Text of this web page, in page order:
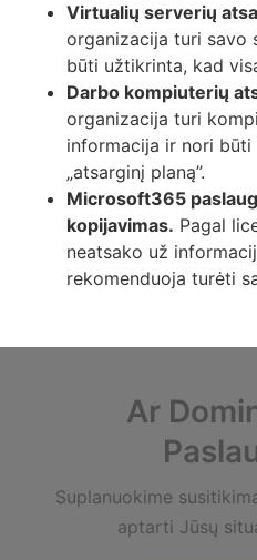
Virtualių serverių
organizacija turi savo
būti užtikrinta, kad
Darbo kompiuterių
organizacija turi
informacija ir nori
„atsarginį planą”.
Microsoft365
kopijavimas. Pagal
neatsako už
rekomenduoja turėti
Ar
Suplanuokime
aptarti Jūsų